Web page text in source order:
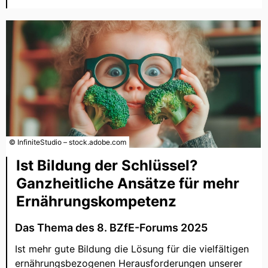
© InfiniteStudio – stock.adobe.com
Ist Bildung der Schlüssel?
Ganzheitliche Ansätze für mehr
Ernährungskompetenz
Das Thema des 8. BZfE-Forums 2025
Ist mehr gute Bildung die Lösung für die vielfältigen
ernährungsbezogenen Herausforderungen unserer